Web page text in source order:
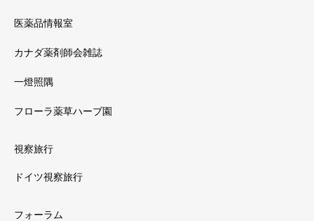
医薬品情報室
カナダ薬剤師会雑誌
一燈照隅
フローラ薬草ハーブ園
視察旅行
ドイツ視察旅行
フォーラム